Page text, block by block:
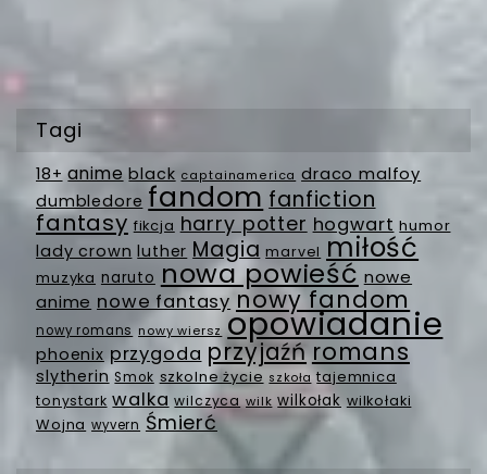
Tagi
18+ anime black captainamerica draco malfoy
dumbledore fandom fanfiction
fantasy fikcja harry potter hogwart humor
lady crown luther Magia marvel miłość
muzyka naruto nowa powieść nowe
anime nowe fantasy nowy fandom
nowy romans nowy wiersz opowiadanie
phoenix przygoda przyjaźń romans
slytherin Smok szkolne życie szkoła tajemnica
tonystark walka wilczyca wilk wilkołak wilkołaki
Wojna wyvern Śmierć